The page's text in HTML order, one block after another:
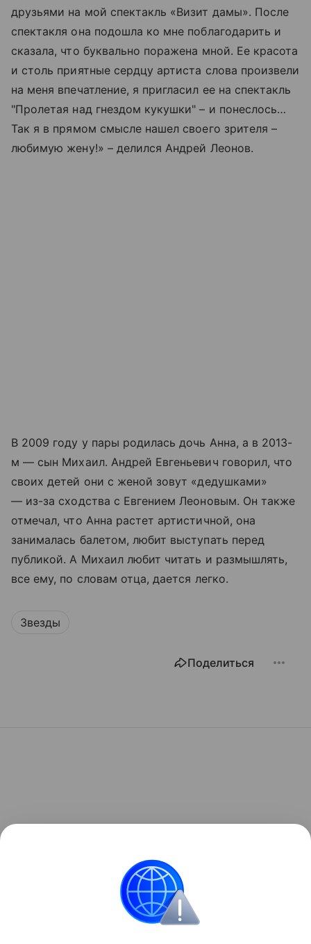
друзьями на мой спектакль «Визит дамы». После
спектакля она подошла ко мне поблагодарить и
сказала, что буквально поражена мной. Ее красота
и столь приятные сердцу артиста слова произвели
на меня впечатление, я пригласил ее на спектакль
"Пролетая над гнездом кукушки" – и понеслось…
Так я в прямом смысле нашел своего зрителя –
любимую жену!» – делился Андрей Леонов.
В 2009 году у пары родилась дочь Анна, а в 2013-
м — сын Михаил. Андрей Евгеньевич говорил, что
своих детей они с женой зовут «дедушками»
— из-за сходства с Евгением Леоновым. Он также
отмечал, что Анна растет артистичной, она
занималась балетом, любит выступать перед
публикой. А Михаил любит читать и размышлять,
все ему, по словам отца, дается легко.
Звезды
Поделиться